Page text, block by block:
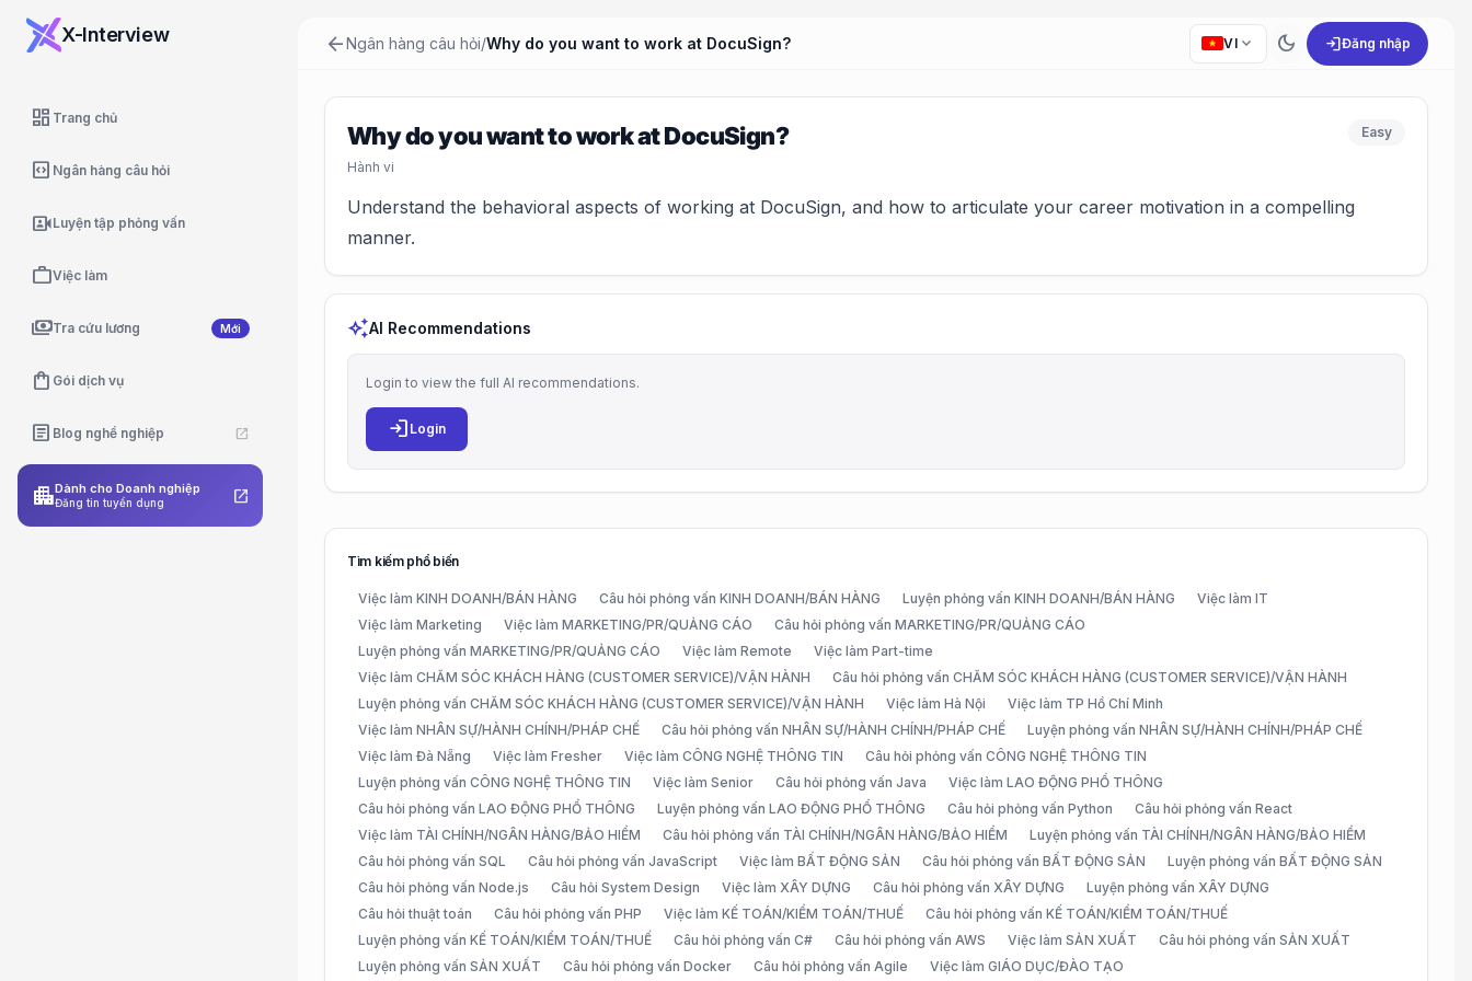
X-Interview
dashboard Trang chủ
code_blocks Ngân hàng câu hỏi
video_camera_frontLuyện tập phỏng vấn
workViệc làm
paymentsTra cứu lương Mới
shopping_bag Gói dịch vụ
article Blog nghề nghiệp open_in_new
apartmentDành cho Doanh nghiệp
Đăng tin tuyển dụng open_in_new
arrow_backNgân hàng câu hỏi/Why do you want to work at DocuSign? VI expand_more dark_mode loginĐăng nhập
Why do you want to work at DocuSign?
Hành vi
Easy
Understand the behavioral aspects of working at DocuSign, and how to articulate your career motivation in a compelling
manner.
auto_awesomeAI Recommendations
Login to view the full AI recommendations.
login Login
Tìm kiếm phổ biến
Việc làm KINH DOANH/BÁN HÀNG Câu hỏi phỏng vấn KINH DOANH/BÁN HÀNG Luyện phỏng vấn KINH DOANH/BÁN HÀNG
Việc làm IT
Việc làm Marketing
Việc làm MARKETING/PR/QUẢNG CÁO
Câu hỏi phỏng vấn MARKETING/PR/QUẢNG CÁO
Luyện phỏng vấn MARKETING/PR/QUẢNG CÁO
Việc làm Remote
Việc làm Part-time
Việc làm CHĂM SÓC KHÁCH HÀNG (CUSTOMER SERVICE)/VẬN HÀNH
Câu hỏi phỏng vấn CHĂM SÓC KHÁCH HÀNG (CUSTOMER SERVICE)/VẬN HÀNH
Luyện phỏng vấn CHĂM SÓC KHÁCH HÀNG (CUSTOMER SERVICE)/VẬN HÀNH
Việc làm Hà Nội
Việc làm TP Hồ Chí Minh
Việc làm NHÂN SỰ/HÀNH CHÍNH/PHÁP CHẾ
Câu hỏi phỏng vấn NHÂN SỰ/HÀNH CHÍNH/PHÁP CHẾ
Luyện phỏng vấn NHÂN SỰ/HÀNH CHÍNH/PHÁP CHẾ
Việc làm Đà Nẵng
Việc làm Fresher Việc làm CÔNG NGHỆ THÔNG TIN
Câu hỏi phỏng vấn CÔNG NGHỆ THÔNG TIN
Luyện phỏng vấn CÔNG NGHỆ THÔNG TIN
Việc làm Senior Câu hỏi phỏng vấn Java
Việc làm LAO ĐỘNG PHỔ THÔNG
Câu hỏi phỏng vấn LAO ĐỘNG PHỔ THÔNG
Luyện phỏng vấn LAO ĐỘNG PHỔ THÔNG Câu hỏi phỏng vấn Python
Câu hỏi phỏng vấn React
Việc làm TÀI CHÍNH/NGÂN HÀNG/BẢO HIỂM
Câu hỏi phỏng vấn TÀI CHÍNH/NGÂN HÀNG/BẢO HIỂM
Luyện phỏng vấn TÀI CHÍNH/NGÂN HÀNG/BẢO HIỂM
Câu hỏi phỏng vấn SQL
Câu hỏi phỏng vấn JavaScript Việc làm BẤT ĐỘNG SẢN Câu hỏi phỏng vấn BẤT ĐỘNG SẢN
Luyện phỏng vấn BẤT ĐỘNG SẢN
Câu hỏi phỏng vấn Node.js
Câu hỏi System Design Việc làm XÂY DỰNG Câu hỏi phỏng vấn XÂY DỰNG
Luyện phỏng vấn XÂY DỰNG
Câu hỏi thuật toán
Câu hỏi phỏng vấn PHP Việc làm KẾ TOÁN/KIỂM TOÁN/THUẾ
Câu hỏi phỏng vấn KẾ TOÁN/KIỂM TOÁN/THUẾ
Luyện phỏng vấn KẾ TOÁN/KIỂM TOÁN/THUẾ
Câu hỏi phỏng vấn C# Câu hỏi phỏng vấn AWS Việc làm SẢN XUẤT
Câu hỏi phỏng vấn SẢN XUẤT
Luyện phỏng vấn SẢN XUẤT
Câu hỏi phỏng vấn Docker Câu hỏi phỏng vấn Agile Việc làm GIÁO DỤC/ĐÀO TẠO